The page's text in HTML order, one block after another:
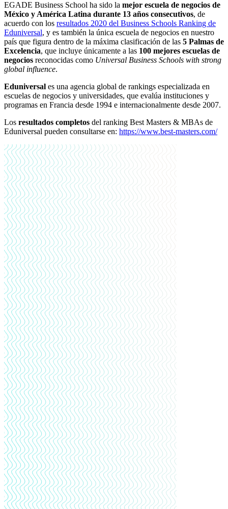
EGADE Business School ha sido la mejor escuela de negocios de
México y América Latina durante 13 años consecutivos, de
acuerdo con los resultados 2020 del Business Schools Ranking de
Eduniversal, y es también la única escuela de negocios en nuestro
país que figura dentro de la máxima clasificación de las 5 Palmas de
Excelencia, que incluye únicamente a las 100 mejores escuelas de
negocios reconocidas como Universal Business Schools with strong
global influence.
Eduniversal es una agencia global de rankings especializada en
escuelas de negocios y universidades, que evalúa instituciones y
programas en Francia desde 1994 e internacionalmente desde 2007.
Los resultados completos del ranking Best Masters & MBAs de
Eduniversal pueden consultarse en: https://www.best-masters.com/